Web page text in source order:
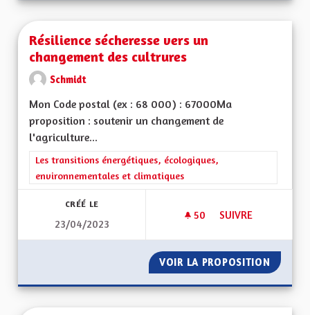
Résilience sécheresse vers un
changement des cultrures
Schmidt
Mon Code postal (ex : 68 000) : 67000Ma
proposition : soutenir un changement de
l'agriculture...
Filtrer les résultats de la catégorie : Les transitions
Les transitions énergétiques, écologiques,
environnementales et climatiques
CRÉÉ LE
23/04/2023
50 50 ABONNÉS
SUIVRE
VOIR LA PROPOSITION